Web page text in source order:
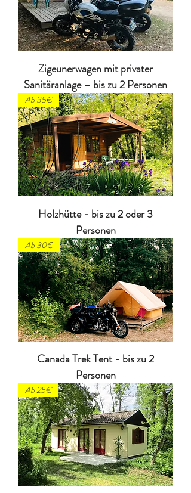
Zigeunerwagen mit privater
Sanitäranlage – bis zu 2 Personen
Ab 35€
Holzhütte - bis zu 2 oder 3
Personen
Ab 30€
Canada Trek Tent - bis zu 2
Personen
Ab 25€